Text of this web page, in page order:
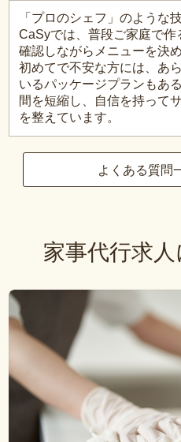
「プロのシェフ」のような
CaSyでは、普段ご家庭で
確認しながらメニューを決
初めてで不安な方には、あ
いるパッケージプランもあ
間を短縮し、自信を持って
を整えています。
よくある質問
家事代行求